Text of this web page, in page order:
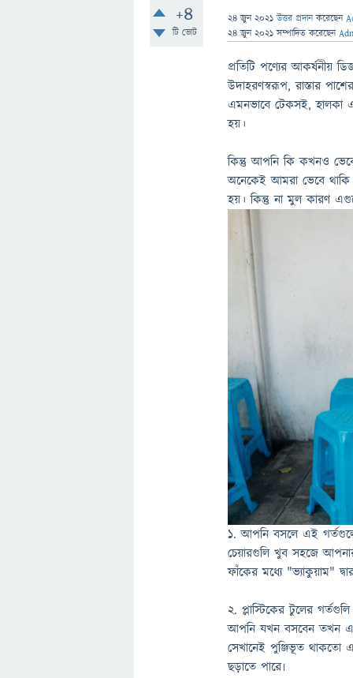
+4
টি ভোট
24 জুন 2021 উত্তর প্রদান করেছেন
24 জুন 2021 সম্পাদিত করেছেন
প্রতিটি পণ্যের আকর্ষনীয়
উদাহরণস্বরূপ, রাস্তার
এমনভাবে টেকসই, হালকা
হয়।
কিন্তু আপনি কি কখনও
অনেকেই আমরা ভেবে থাকি
হয়। কিন্তু না মুল কারণ
১. আপনি বসলে এই
চেয়ারগুলি খুব সহজে
ফাঁকের মধ্যে "ভ্যাকুয়াম"
২. প্লাস্টিকের টুলের
আপনি যখন বসবেন তখন
সেখানেই পুঞ্জিভূত থাকতো
ছড়াতে পারে৷